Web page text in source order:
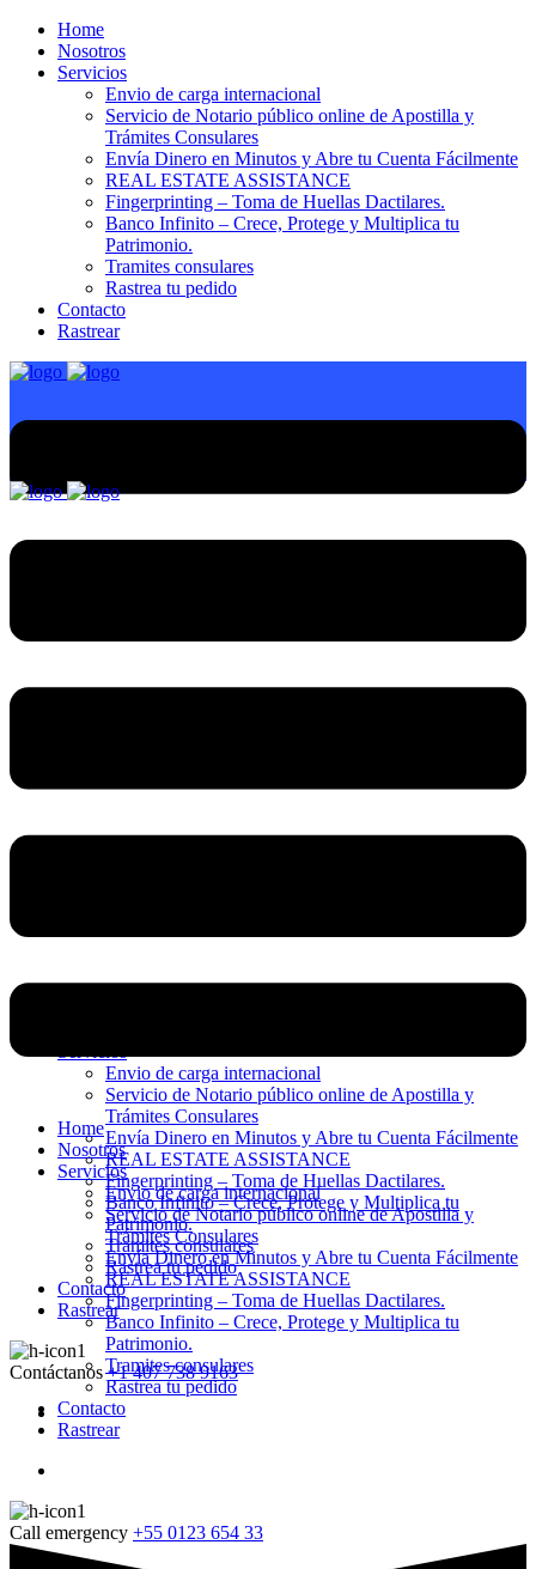
Home
Nosotros
Servicios
Envio de carga internacional
Servicio de Notario público online de Apostilla y
Trámites Consulares
Envía Dinero en Minutos y Abre tu Cuenta Fácilmente
REAL ESTATE ASSISTANCE
Fingerprinting – Toma de Huellas Dactilares.
Banco Infinito – Crece, Protege y Multiplica tu
Patrimonio.
Tramites consulares
Rastrea tu pedido
Contacto
Rastrear
Envio de carga internacional
Servicio de Notario público online de Apostilla y
Trámites Consulares
Envía Dinero en Minutos y Abre tu Cuenta Fácilmente
REAL ESTATE ASSISTANCE
Fingerprinting – Toma de Huellas Dactilares.
Banco Infinito – Crece, Protege y Multiplica tu
Patrimonio.
Tramites consulares
Rastrea tu pedido
Contacto
Rastrear
Contáctanos +1 407 738 9163
Home
Nosotros
Servicios
Envio de carga internacional
Servicio de Notario público online de Apostilla y
Trámites Consulares
Envía Dinero en Minutos y Abre tu Cuenta Fácilmente
REAL ESTATE ASSISTANCE
Fingerprinting – Toma de Huellas Dactilares.
Banco Infinito – Crece, Protege y Multiplica tu
Patrimonio.
Tramites consulares
Rastrea tu pedido
Contacto
Rastrear
Call emergency +55 0123 654 33